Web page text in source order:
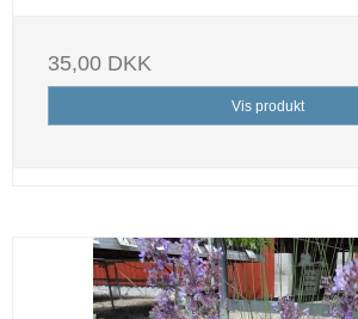
35,00 DKK
Vis produkt